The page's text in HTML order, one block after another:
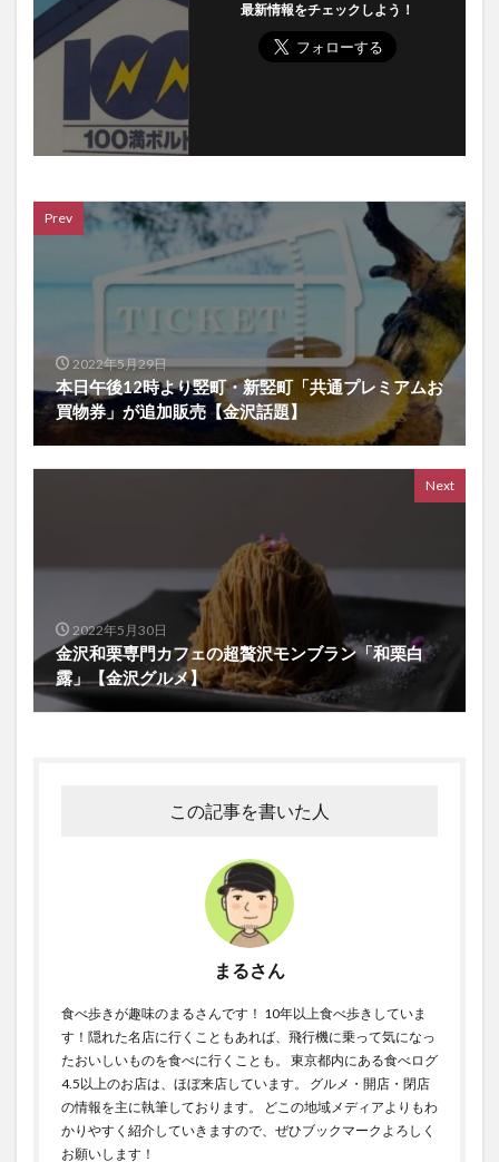
最新情報をチェックしよう！
Prev
2022年5月29日
本日午後12時より竪町・新竪町「共通プレミアムお
買物券」が追加販売【金沢話題】
Next
2022年5月30日
金沢和栗専門カフェの超贅沢モンブラン「和栗白
露」【金沢グルメ】
この記事を書いた人
まるさん
食べ歩きが趣味のまるさんです！ 10年以上食べ歩きしていま
す！隠れた名店に行くこともあれば、飛行機に乗って気になっ
たおいしいものを食べに行くことも。 東京都内にある食べログ
4.5以上のお店は、ほぼ来店しています。 グルメ・開店・閉店
の情報を主に執筆しております。 どこの地域メディアよりもわ
かりやすく紹介していきますので、ぜひブックマークよろしく
お願いします！